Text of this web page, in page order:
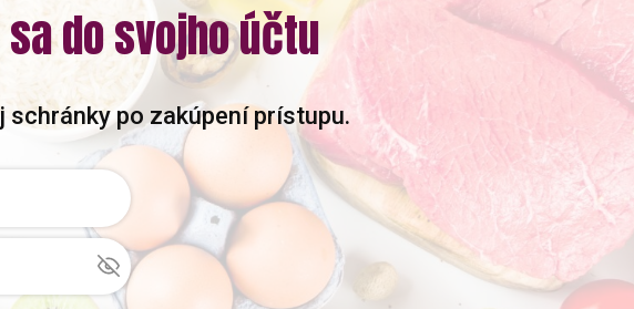
do svojho účtu
po zakúpení prístupu.